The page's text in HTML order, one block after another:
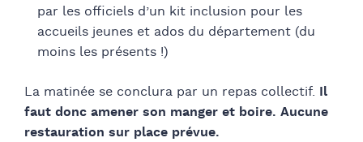
par les officiels d’un kit inclusion pour les
accueils jeunes et ados du département (du
moins les présents !)
La matinée se conclura par un repas collectif. Il
faut donc amener son manger et boire. Aucune
restauration sur place prévue.